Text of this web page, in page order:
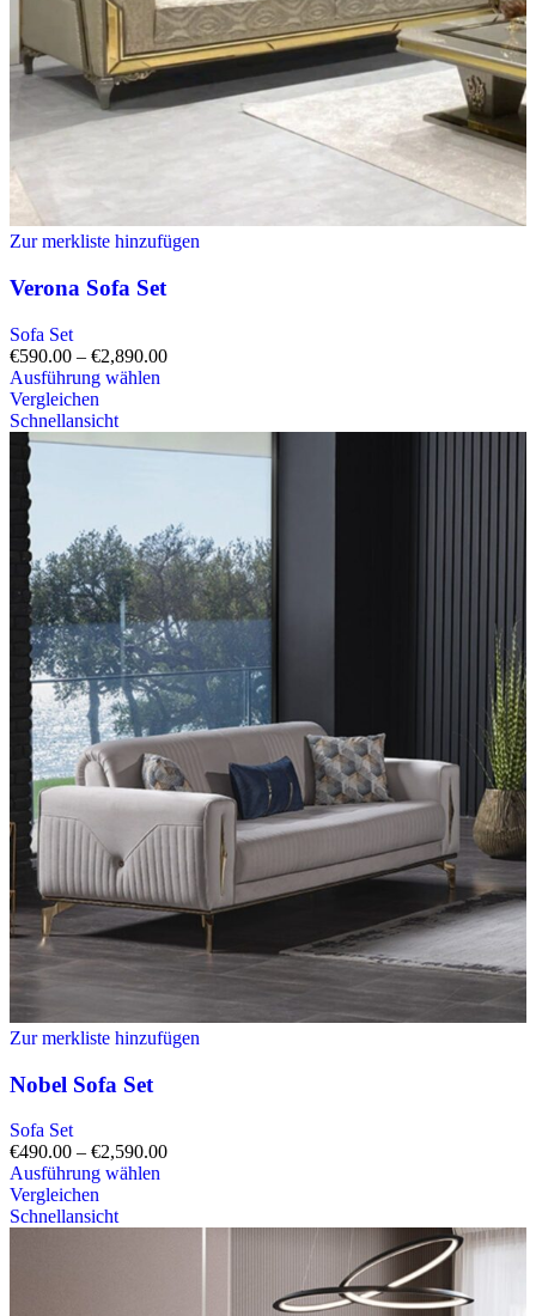
Zur merkliste hinzufügen
Verona Sofa Set
Sofa Set
€590.00 – €2,890.00
Ausführung wählen
Vergleichen
Schnellansicht
Zur merkliste hinzufügen
Nobel Sofa Set
Sofa Set
€490.00 – €2,590.00
Ausführung wählen
Vergleichen
Schnellansicht